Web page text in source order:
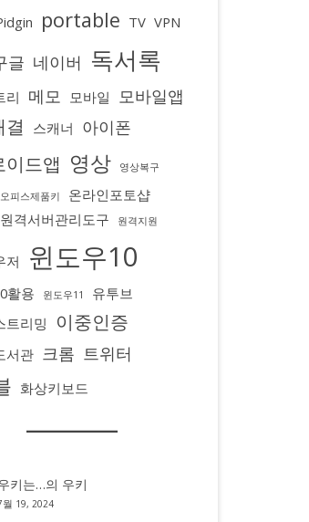
portable TV VPN
글 네이버 독서록
리 메모 모바일 모바일앱
결 스캐너 아이폰
이드앱 영상 영상복구
오피스제품키 온라인포토샵
원격서버관리도구 원격지원
저 윈도우10
활용 윈도우11
유투브
트리밍
이중인증
서관 크롬 트위터
화상키보드
키는…의 우키
월 19, 2024